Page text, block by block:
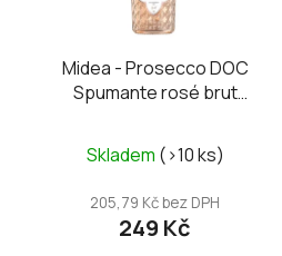
Midea - Prosecco DOC
Spumante rosé brut
Skladem (>10 ks)
205,79 Kč bez DPH
249 Kč